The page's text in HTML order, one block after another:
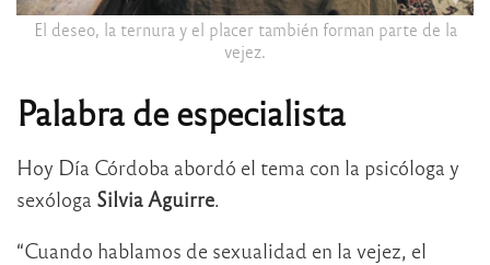
El deseo, la ternura y el placer también forman parte de la
vejez.
Palabra de especialista
Hoy Día Córdoba abordó el tema con la psicóloga y
sexóloga Silvia Aguirre.
“Cuando hablamos de sexualidad en la vejez, el